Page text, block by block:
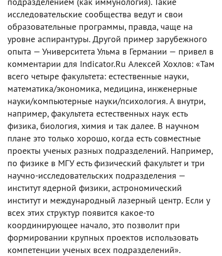
исследовательские сообщества ведут и свои
образовательные программы, правда, чаще на
уровне аспирантуры. Другой пример зарубежного
опыта — Университета Ульма в Германии — привел в
комментарии для Indicator.Ru Алексей Хохлов: «Там
всего четыре факультета: естественные науки,
математика/экономика, медицина, инженерные
науки/компьютерные науки/психология. А внутри,
например, факультета естественных наук есть
физика, биология, химия и так далее. В научном
плане это только хорошо, когда есть совместные
проекты ученых разных подразделений. Например,
по физике в МГУ есть физический факультет и три
научно-исследовательских подразделения —
институт ядерной физики, астрономический
институт и международный лазерный центр. Если у
всех этих структур появится какое-то
координирующее начало, это позволит при
формировании крупных проектов использовать
компетенции ученых всех подразделений».